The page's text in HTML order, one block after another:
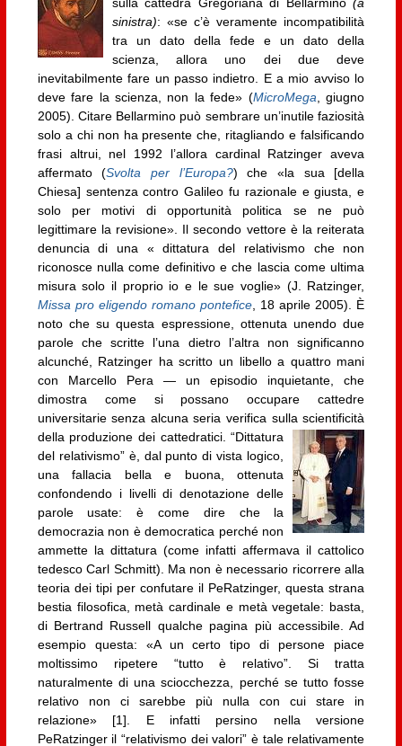
sinistra): «se c’è veramente incompatibilità
tra un dato della fede e un dato della
scienza, allora uno dei due deve
inevitabilmente fare un passo indietro. E a mio avviso lo
deve fare la scienza, non la fede» (MicroMega , giugno
2005). Citare Bellarmino può sembrare un’inutile faziosità
solo a chi non ha presente che, ritagliando e falsificando
frasi altrui, nel 1992 l’allora cardinal Ratzinger aveva
affermato (Svolta per l’Europa?) che «la sua [della
Chiesa] sentenza contro Galileo fu razionale e giusta, e
solo per motivi di opportunità politica se ne può
legittimare la revisione». Il secondo vettore è la reiterata
denuncia di una « dittatura del relativismo che non
riconosce nulla come definitivo e che lascia come ultima
misura solo il proprio io e le sue voglie» (J. Ratzinger,
Missa pro eligendo romano pontefice , 18 aprile 2005). È
noto che su questa espressione, ottenuta unendo due
parole che scritte l’una dietro l’altra non significanno
alcunché, Ratzinger ha scritto un libello a quattro mani
con Marcello Pera — un episodio inquietante, che
dimostra come si possano occupare cattedre
universitarie senza alcuna seria verifica sulla scientificità
della produzione dei cattedratici.“Dittatura
del relativismo” è, dal punto di vista logico,
una fallacia bella e buona, ottenuta
confondendo i livelli di denotazione delle
parole usate: è come dire che la
democrazia non è democratica perché non
ammette la dittatura (come infatti affermava il cattolico
tedesco Carl Schmitt). Ma non è necessario ricorrere alla
teoria dei tipi per confutare il PeRatzinger, questa strana
bestia filosofica, metà cardinale e metà vegetale: basta,
di Bertrand Russell qualche pagina più accessibile. Ad
esempio questa: «A un certo tipo di persone piace
moltissimo ripetere “tutto è relativo”. Si tratta
naturalmente di una sciocchezza, perché se tutto fosse
relativo non ci sarebbe più nulla con cui stare in
relazione» [1]. E infatti persino nella versione
PeRatzinger il “relativismo dei valori” è tale relativamente